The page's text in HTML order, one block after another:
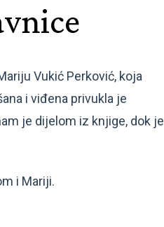
Vukić Perković, koja
i viđena privukla je
je dijelom iz knjige, dok je
i Mariji.